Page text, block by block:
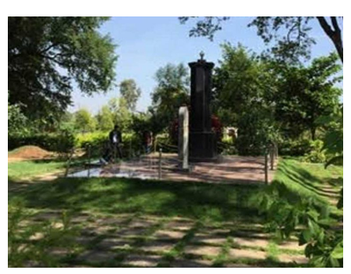
म
न
स्व
तं
त्र
ता
से
ना
नी
शृं
ख
ग
-
6
: